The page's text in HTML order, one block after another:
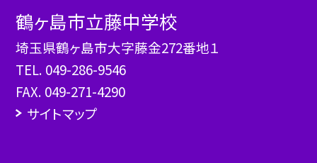
鶴ヶ島市立藤中学校
埼玉県鶴ヶ島市大字藤金272番地１
TEL. 049-286-9546
FAX. 049-271-4290
サイトマップ